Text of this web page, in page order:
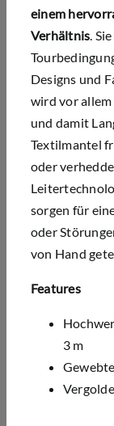
einem
Verhältnis.
Designs und
wird vor
und damit
Textilmantel
oder
sorgen für
oder
von Hand
Features
3 m